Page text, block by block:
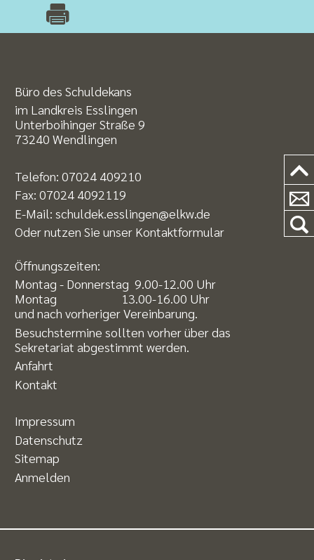
Büro des Schuldekans
im Landkreis Esslingen
Unterboihinger Straße 9
73240 Wendlingen
Telefon: 07024 409210
Fax: 07024 4092119
E-Mail: schuldek.esslingen@elkw.de
Oder nutzen Sie unser Kontaktformular
Öffnungszeiten:
Montag - Donnerstag 9.00-12.00 Uhr
Montag 13.00-16.00 Uhr
und nach vorheriger Vereinbarung.
Besuchstermine sollten vorher über das
Sekretariat abgestimmt werden.
Anfahrt
Kontakt
Impressum
Datenschutz
Sitemap
Anmelden